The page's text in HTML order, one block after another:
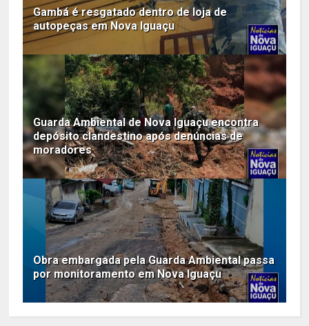
Gambá é resgatado dentro de loja de
autopeças em Nova Iguaçu
Guarda Ambiental de Nova Iguaçu encontra
depósito clandestino após denúncias de
moradores
Obra embargada pela Guarda Ambiental passa
por monitoramento em Nova Iguaçu